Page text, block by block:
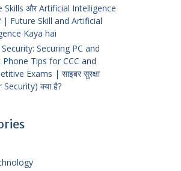
Skills और Artificial Intelligence
| Future Skill and Artificial
Kaya hai
Securing PC and
Phone Tips for CCC and
Exams | साइबर सुरक्षा
Security) क्या है?